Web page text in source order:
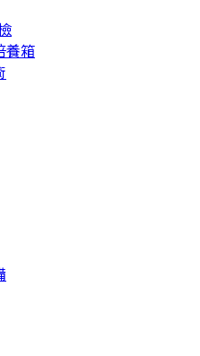
養箱